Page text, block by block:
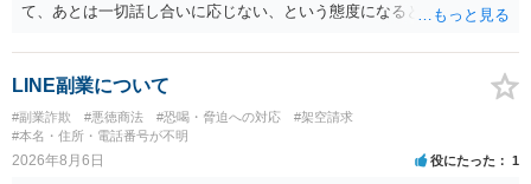
て、あとは一切話し合いに応じない、という態度になると思います。
可能性もありますが、「返金は絶対にしたくありません」ということ
であれば、徹底的に強気で対応することになるでしょう。
LINE副業について
#副業詐欺 #悪徳商法 #恐喝・脅迫への対応
#架空請求
#本名・住所・電話番号が不明
2026年8月6日 役にたった 1